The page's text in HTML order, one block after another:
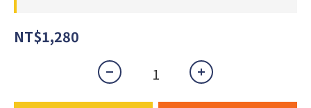
NT$1,280